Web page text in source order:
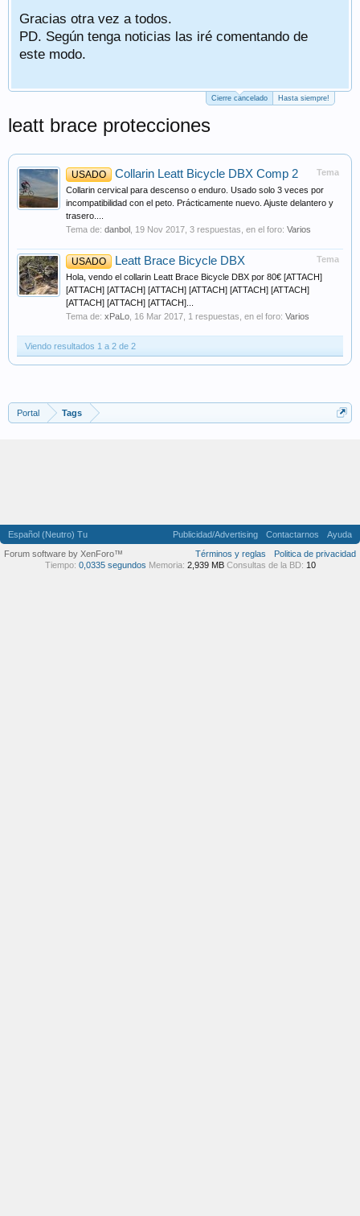
Gracias otra vez a todos.
PD. Según tenga noticias las iré comentando de
este modo.
Cierre cancelado Hasta siempre!
leatt brace protecciones
Tema
USADO Collarin Leatt Bicycle DBX Comp 2
Collarin cervical para descenso o enduro. Usado solo 3 veces por
incompatibilidad con el peto. Prácticamente nuevo. Ajuste delantero y
trasero....
Tema de: danbol 19 Nov 2017 , 3 respuestas, en el foro: Varios
Tema
USADO Leatt Brace Bicycle DBX
Hola, vendo el collarin Leatt Brace Bicycle DBX por 80€ [ATTACH]
[ATTACH] [ATTACH] [ATTACH] [ATTACH] [ATTACH] [ATTACH]
[ATTACH] [ATTACH] [ATTACH]...
Tema de: xPaLo 16 Mar 2017 , 1 respuestas, en el foro: Varios
Viendo resultados 1 a 2 de 2
Portal Tags
Español (Neutro) Tu Publicidad/Advertising Contactarnos
Ayuda
Términos y reglas
Politica de privacidad
Forum software by XenForo™
Tiempo: 0,0335 segundos Memoria: 2,939 MB Consultas de la BD: 10